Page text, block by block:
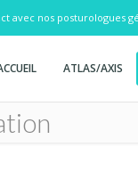
avec nos posturologues
ATLAS/AXIS